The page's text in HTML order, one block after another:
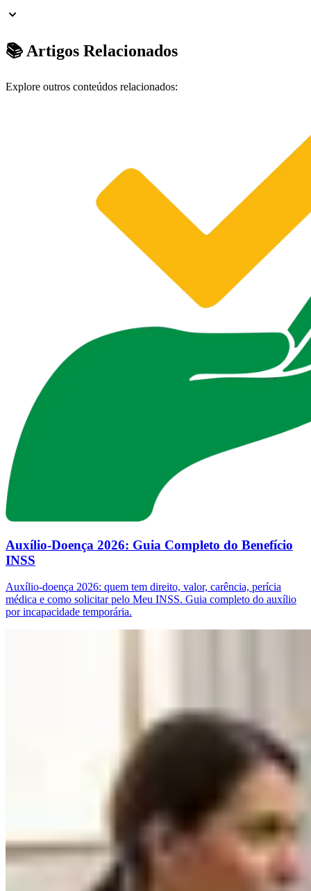
📚 Artigos Relacionados
Explore outros conteúdos relacionados:
Auxílio-Doença 2026: Guia Completo do Benefício
INSS
Auxílio-doença 2026: quem tem direito, valor, carência, perícia
médica e como solicitar pelo Meu INSS. Guia completo do auxílio
por incapacidade temporária.